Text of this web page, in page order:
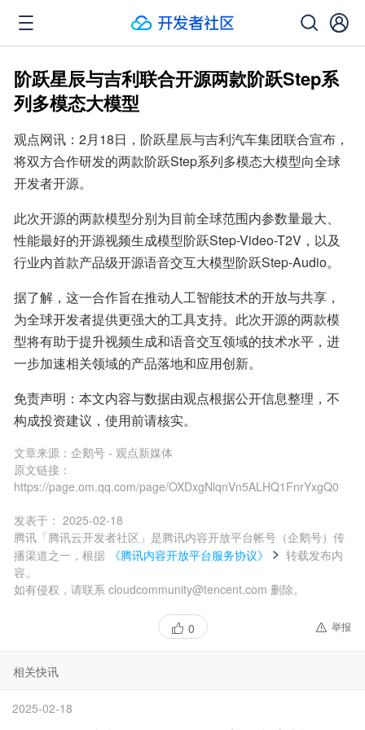
阶跃星辰与吉利联合开源两款阶跃Step系
列多模态大模型
观点网讯：2月18日，阶跃星辰与吉利汽车集团联合宣布，
将双方合作研发的两款阶跃Step系列多模态大模型向全球
开发者开源。
此次开源的两款模型分别为目前全球范围内参数量最大、
性能最好的开源视频生成模型阶跃Step-Video-T2V，以及
行业内首款产品级开源语音交互大模型阶跃Step-Audio。
据了解，这一合作旨在推动人工智能技术的开放与共享，
为全球开发者提供更强大的工具支持。此次开源的两款模
型将有助于提升视频生成和语音交互领域的技术水平，进
一步加速相关领域的产品落地和应用创新。
免责声明：本文内容与数据由观点根据公开信息整理，不
构成投资建议，使用前请核实。
文章来源： 企鹅号 - 观点新媒体
原文链接：
https://page.om.qq.com/page/OXDxgNlqnVn5ALHQ1FnrYxgQ0
发表于： 2025-02-18
腾讯「腾讯云开发者社区」是腾讯内容开放平台帐号（企鹅号）传
播渠道之一，根据
《腾讯内容开放平台服务协议》
转载发布内
容。
如有侵权，请联系 cloudcommunity@tencent.com 删除。
0 举报
相关快讯
2025-02-18